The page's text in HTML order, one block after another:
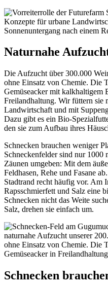
Sonnenuntergang nach einem
Naturnahe
Die Aufzucht über 300.000
ohne Einsatz von Chemie. Die
Gemüseacker mit kalkhaltigem
Freilandhaltung. Wir füttern sie
Landwirtschaft und mit
Dazu gibt es ein Bio-
den sie zum Aufbau ihres
Schnecken brauchen weniger
Schneckenfelder sind nur 1000
Zäunen umgeben: Mit dem
Feldhasen, Rehe und Fasane
Stadtrand recht häufig vor. Am
Rapsschmierfett und Salz eine
Schnecken nicht das Weite
Salz, drehen sie einfach um.
Schnecken